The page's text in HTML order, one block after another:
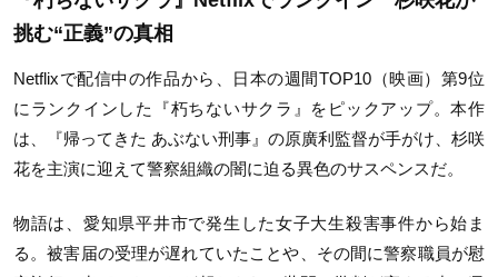
挑む“正義”の真相
Netflixで配信中の作品から、日本の週間TOP10 （映画）第9位
にランクインした『朽ちないサクラ』をピックアップ。本作
は、『帰ってきた あぶない刑事』の原廣利監督が手がけ、杉咲
花を主演に迎えて警察組織の闇に迫る異色のサスペンスだ。
物語は、愛知県平井市で発生した女子大生殺害事件から始ま
る。被害届の受理が遅れていたことや、その間に警察職員が慰